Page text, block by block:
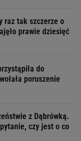
raz tak szczerze o
prawie dziesięć
do
poruszenie
z Dąbrówką.
czy jest o co